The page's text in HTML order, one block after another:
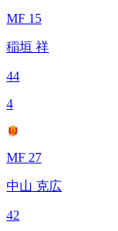
MF 15
稲垣 祥
44
4
MF 27
中山 克広
42